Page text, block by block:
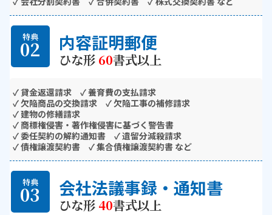
特典
02 内容証明郵便
ひな形 60書式以上
✓ 貸金返還請求 ✓ 養育費の支払請求
✓ 欠陥商品の交換請求 ✓ 欠陥工事の補修請求
✓ 建物の修繕請求
✓ 商標権侵害・著作権侵害に基づく警告書
✓ 委任契約の解約通知書 ✓ 遺留分減殺請求
✓ 債権譲渡契約書 ✓ 集合債権譲渡契約書 など
特典
03 会社法議事録・通知書
ひな形 40書式以上